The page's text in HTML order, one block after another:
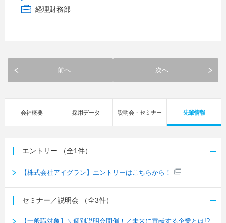
経理財務部
前へ 次へ
会社概要 採用データ 説明会・セミナー 先輩情報
エントリー （全1件）
【株式会社アイグラン】エントリーはこちらから！
セミナー／説明会 （全3件）
【一般職対象】＼個別説明会開催！／未来に貢献する企業とは!?